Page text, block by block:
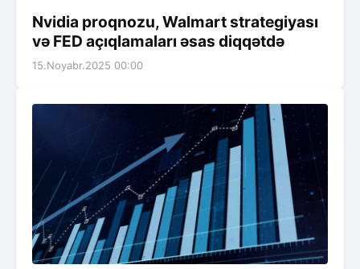
Nvidia proqnozu, Walmart strategiyası
və FED açıqlamaları əsas diqqətdə
15.Noyabr.2025 00:00